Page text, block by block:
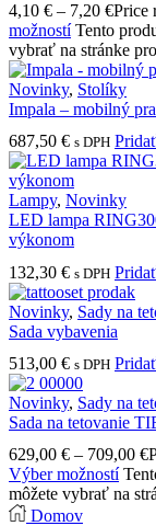
4,10 € – 7,20 €Price
možností Tento
vybrať na stránke
Novinky, Stolíky
Impala – mobilný
687,50 € s DPH
Lampy, Novinky
LED lampa
výkonom
132,30 € s DPH
Novinky, Sady na
Sada vybavenia
513,00 € s DPH
Novinky, Sady na
Sada na tetovanie
629,00 € – 709,00 €
Výber možností
môžete vybrať na
Domov